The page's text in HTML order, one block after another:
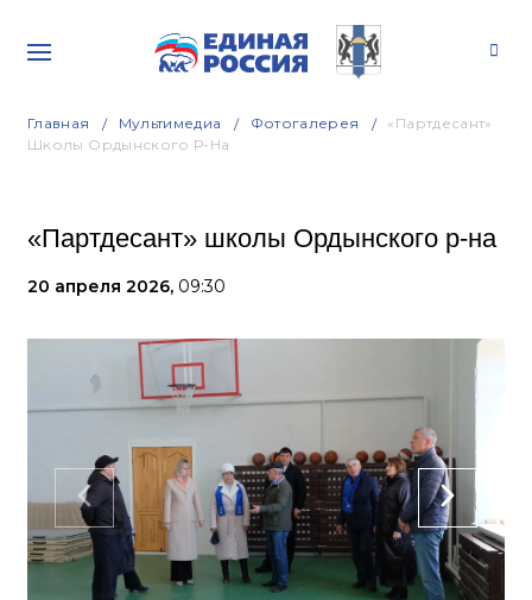
Главная Мультимедиа Фотогалерея
«Партдесант»
Школы Ордынского Р-На
«Партдесант» школы Ордынского р-на
20 апреля 2026, 09:30